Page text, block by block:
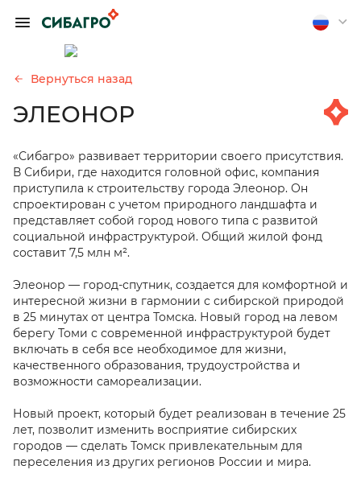
Вернуться назад
ЭЛЕОНОР
«Сибагро» развивает территории своего присутствия.
В Сибири, где находится головной офис, компания
приступила к строительству города Элеонор. Он
спроектирован с учетом природного ландшафта и
представляет собой город нового типа с развитой
социальной инфраструктурой. Общий жилой фонд
составит 7,5 млн м².
Элеонор — город-спутник, создается для комфортной и
интересной жизни в гармонии с сибирской природой
в 25 минутах от центра Томска. Новый город на левом
берегу Томи с современной инфраструктурой будет
включать в себя все необходимое для жизни,
качественного образования, трудоустройства и
возможности самореализации.
Новый проект, который будет реализован в течение 25
лет, позволит изменить восприятие сибирских
городов — сделать Томск привлекательным для
переселения из других регионов России и мира.
ПРЕДСЕДАТЕЛЮ
ПРАВЛЕНИЯ А.
свои контакты
Отправить анонимно